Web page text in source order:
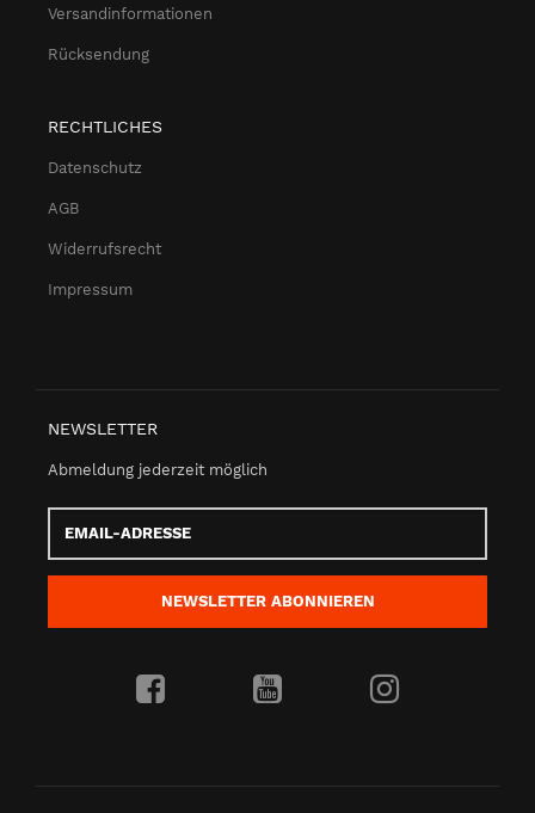
Versandinformationen
Rücksendung
RECHTLICHES
Datenschutz
AGB
Widerrufsrecht
Impressum
NEWSLETTER
Abmeldung jederzeit möglich
Adresse
NEWSLETTER ABONNIEREN